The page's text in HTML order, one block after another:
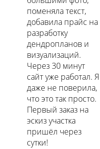
поменяла текст,
добавила прайс на
разработку
дендропланов и
визуализаций.
Через 30 минут
сайт уже работал. Я
даже не поверила,
что это так просто.
Первый заказ на
эскиз участка
пришёл через
сутки!